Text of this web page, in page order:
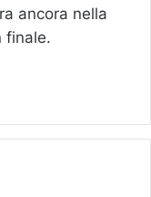
ancora nella
finale.